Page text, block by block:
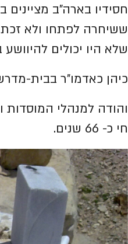
חסידיו בארה"ב
ששיחרה לפתחו ולא
שלא היו יכולים
כיהן כאדמו"ר בבית-
חי כ- 66 שנים.